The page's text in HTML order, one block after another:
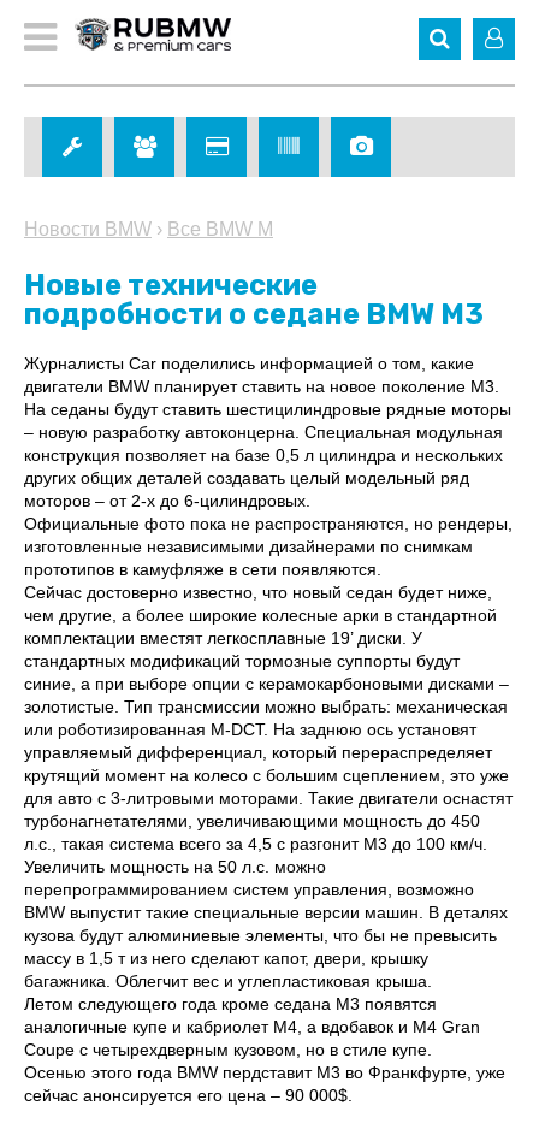
Новости BMW › Все BMW M
Новые технические
подробности о седане BMW M3
Журналисты Car поделились информацией о том, какие
двигатели BMW планирует ставить на новое поколение M3.
На седаны будут ставить шестицилиндровые рядные моторы
– новую разработку автоконцерна. Специальная модульная
конструкция позволяет на базе 0,5 л цилиндра и нескольких
других общих деталей создавать целый модельный ряд
моторов – от 2-х до 6-цилиндровых.
Официальные фото пока не распространяются, но рендеры,
изготовленные независимыми дизайнерами по снимкам
прототипов в камуфляже в сети появляются.
Сейчас достоверно известно, что новый седан будет ниже,
чем другие, а более широкие колесные арки в стандартной
комплектации вместят легкосплавные 19’ диски. У
стандартных модификаций тормозные суппорты будут
синие, а при выборе опции с керамокарбоновыми дисками –
золотистые. Тип трансмиссии можно выбрать: механическая
или роботизированная M-DCT. На заднюю ось установят
управляемый дифференциал, который перераспределяет
крутящий момент на колесо с большим сцеплением, это уже
для авто с 3-литровыми моторами. Такие двигатели оснастят
турбонагнетателями, увеличивающими мощность до 450
л.с., такая система всего за 4,5 с разгонит М3 до 100 км/ч.
Увеличить мощность на 50 л.с. можно
перепрограммированием систем управления, возможно
BMW выпустит такие специальные версии машин. В деталях
кузова будут алюминиевые элементы, что бы не превысить
массу в 1,5 т из него сделают капот, двери, крышку
багажника. Облегчит вес и углепластиковая крыша.
Летом следующего года кроме седана M3 появятся
аналогичные купе и кабриолет M4, а вдобавок и M4 Gran
Coupe с четырехдверным кузовом, но в стиле купе.
Осенью этого года BMW пердставит M3 во Франкфурте, уже
сейчас анонсируется его цена – 90 000$.